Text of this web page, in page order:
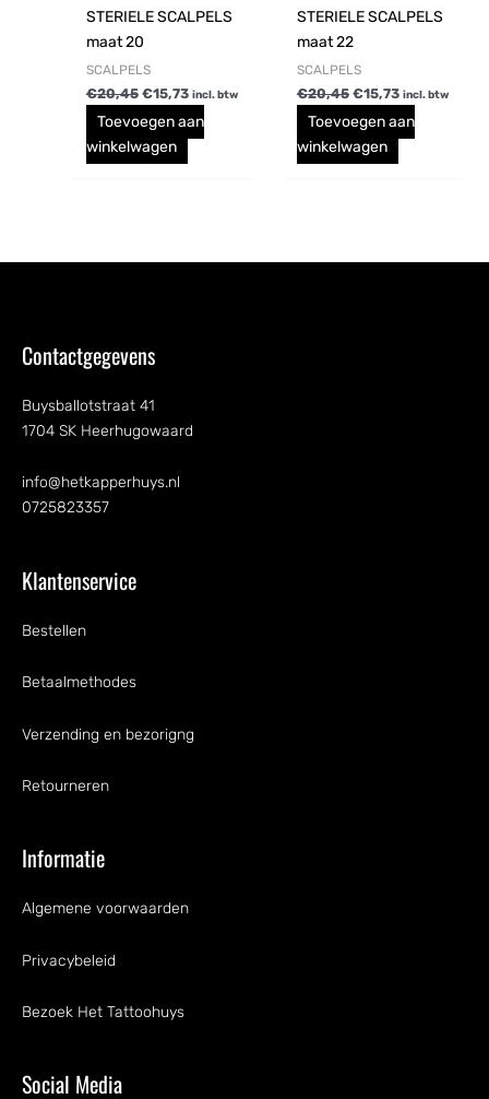
STERIELE SCALPELS
maat 20
SCALPELS
€20,45 €15,73 incl. btw
Toevoegen aan
winkelwagen
STERIELE SCALPELS
maat 22
SCALPELS
€20,45 €15,73 incl. btw
Toevoegen aan
winkelwagen
Contactgegevens
Buysballotstraat 41
1704 SK Heerhugowaard
info@hetkapperhuys.nl
0725823357
Klantenservice
Bestellen
Betaalmethodes
Verzending en bezorigng
Retourneren
Informatie
Algemene voorwaarden
Privacybeleid
Bezoek Het Tattoohuys
Social Media